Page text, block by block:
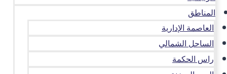
المناطق
العاصمة الإدارية
الساحل الشمالي
راس الحكمة